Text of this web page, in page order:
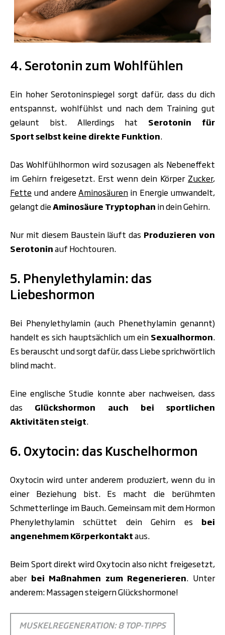
4. Serotonin zum Wohlfühlen
Ein hoher Serotoninspiegel sorgt dafür, dass du dich
entspannst, wohlfühlst und nach dem Training gut
gelaunt bist. Allerdings hat Serotonin für
Sport selbst keine direkte Funktion.
Das Wohlfühlhormon wird sozusagen als Nebeneffekt
im Gehirn freigesetzt. Erst wenn dein Körper Zucker,
Fette und andereAminosäuren in Energie umwandelt,
gelangt dieAminosäure Tryptophan in dein Gehirn.
Nur mit diesem Baustein läuft das Produzieren von
Serotoninauf Hochtouren.
5. Phenylethylamin: das
Liebeshormon
Bei Phenylethylamin (auch Phenethylamin genannt)
handelt es sich hauptsächlich um ein Sexualhormon.
Es berauscht und sorgt dafür, dass Liebe sprichwörtlich
blind macht.
Eine englische Studie konnte aber nachweisen, dass
das Glückshormon auch bei sportlichen
Aktivitätensteigt.
6. Oxytocin: das Kuschelhormon
Oxytocin wird unter anderem produziert, wenn du in
einer Beziehung bist. Es macht die berühmten
Schmetterlinge im Bauch. Gemeinsam mit dem Hormon
Phenylethylamin schüttet dein Gehirn es bei
angenehmem Körperkontaktaus.
Beim Sport direkt wird Oxytocin also nicht freigesetzt,
aber bei Maßnahmen zum Regenerieren. Unter
anderem: Massagen steigern Glückshormone!
MUSKELREGENERATION: 8 TOP-TIPPS